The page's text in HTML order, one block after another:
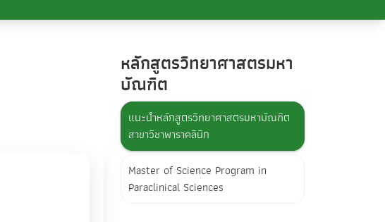
หลักสูตรวิทยาศาสตรมหา
บัณฑิต
แนะนำหลักสูตรวิทยาศาสตรมหาบัณฑิต
สาขาวิชาพาราคลินิก
Master of Science Program in
Paraclinical Sciences